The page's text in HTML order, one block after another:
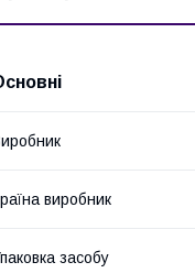
виробник
засобу